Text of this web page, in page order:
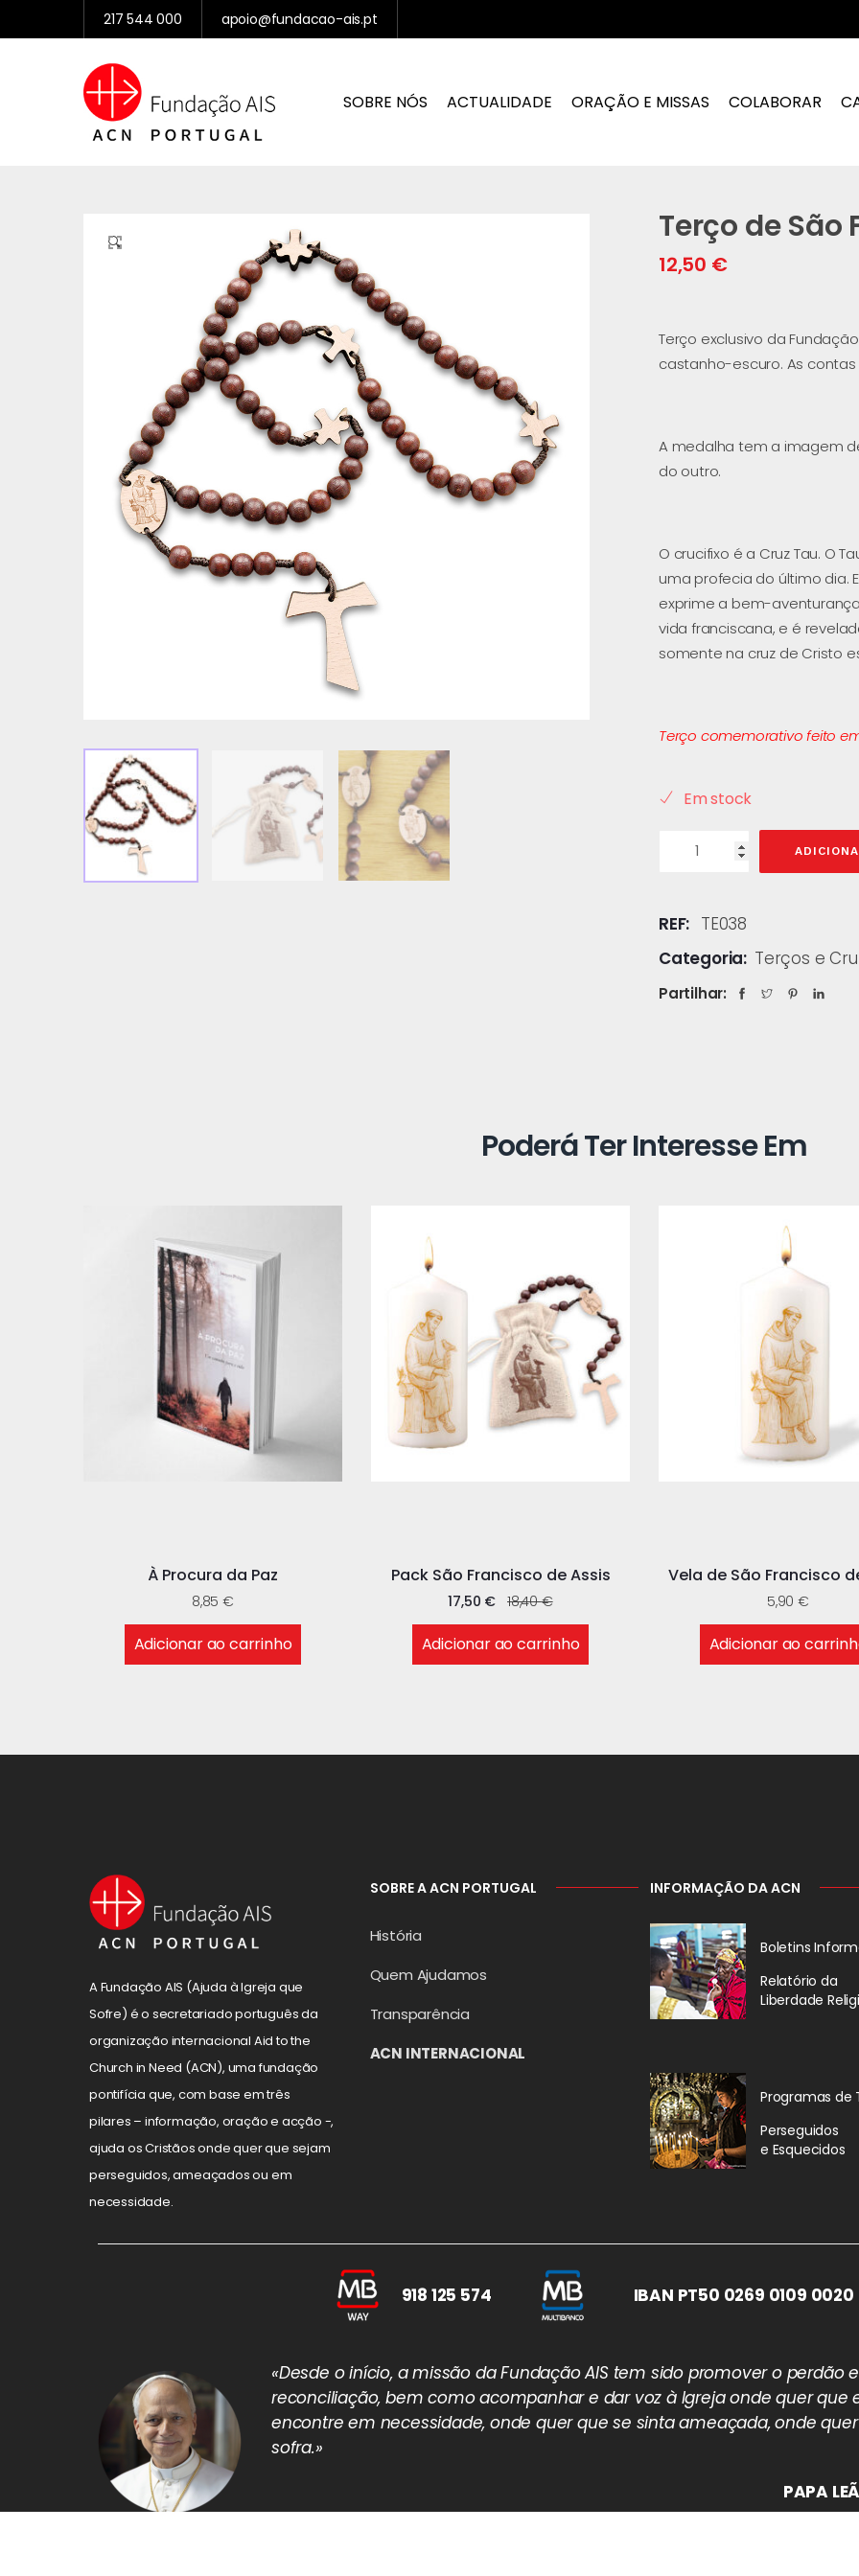
217 544 000 apoio@fundacao-ais.pt
SOBRE NÓS ACTUALIDADE ORAÇÃO E MISSAS COLABORAR
🔍 Terço de São
12,50 €
Terço exclusivo da
castanho-escuro. As contas
A medalha tem a imagem
do outro.
O crucifixo é a Cruz Tau. O
uma profecia do último dia.
exprime a bem-
vida franciscana, e é
somente na cruz de Cristo
Terço comemorativo feito
Em stock
REF: TE038
Categoria: Terços e
Partilhar:
Poderá Ter Interesse Em
À Procura da Paz
8,85€
Adicionar ao carrinho
Pack São Francisco de Assis
18,40€
17,50 €
Adicionar ao carrinho
Vela de São Francisco
5,90€
Adicionar ao
A Fundação AIS (Ajuda à Igreja que
Sofre) é o secretariado português da
organização internacional Aid to the
Church in Need (ACN), uma fundação
pontifícia que, com base em três
pilares – informação, oração e acção -,
ajuda os Cristãos onde quer que sejam
perseguidos, ameaçados ou em
necessidade.
SOBRE A ACN PORTUGAL
História
Quem Ajudamos
Transparência
ACN INTERNACIONAL
INFORMAÇÃO DA ACN
Boletins
Relatório da
Liberdade
Programas de
Perseguidos
e Esquecidos
918 125 574 IBAN PT50 0269 0109
«Desde o início, a missão da Fundação AIS tem sido promover o perdão
reconciliação, bem como acompanhar e dar voz à Igreja onde quer que
encontre em necessidade, onde quer que se sinta ameaçada, onde
sofra.»
PAPA